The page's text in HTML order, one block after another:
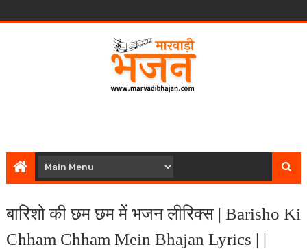
बारिशो की छम छम में भजन लीरिक्स | Barisho Ki
Chham Chham Mein Bhajan Lyrics | |